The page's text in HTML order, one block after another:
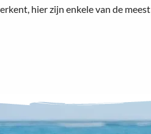
hier zijn enkele van de meest